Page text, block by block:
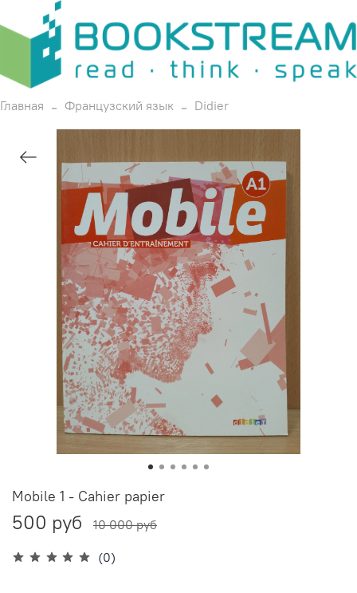
Главная Французский язык Didier
(0)
Mobile 1 - Cahier papier
500 руб 10 000 руб